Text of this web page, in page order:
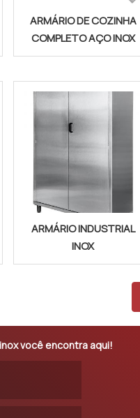
ARMÁRIO DE COZINHA
COMPLETO AÇO INOX
ARMÁRIO INDUSTRIAL
INOX
você encontra aqui!